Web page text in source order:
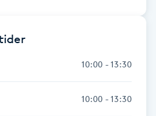
10:00 - 13:30
10:00 - 13:30